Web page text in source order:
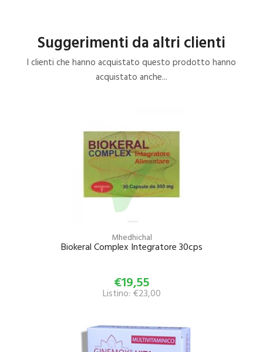
Suggerimenti da altri clienti
I clienti che hanno acquistato questo prodotto hanno
acquistato anche...
Mhedhichal
Biokeral Complex Integratore 30cps
€19,55
Listino: €23,00